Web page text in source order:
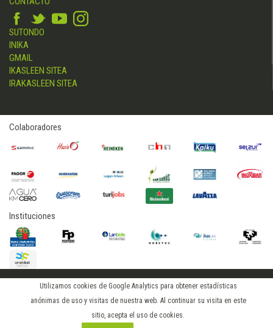
Utilizamos cookies de Google Analytics para obtener estadísticas
anónimas de uso y visitas de nuestra web. Al continuar su visita en este
sitio, acepta el uso de cookies.
SUTONDO
INIKA
GMAIL
IKASLEEN SITEA
IRAKASLEEN SITEA
Colaboradores
Instituciones